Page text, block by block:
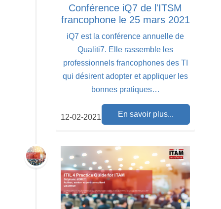
Conférence iQ7 de l'ITSM
francophone le 25 mars 2021
iQ7 est la conférence annuelle de
Qualiti7. Elle rassemble les
professionnels francophones des TI
qui désirent adopter et appliquer les
bonnes pratiques…
En savoir plus...
12-02-2021